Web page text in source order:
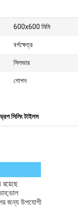
600x600 মিমি
বর্গক্ষেত্র
সিলভার
গোপন
সিলিং টাইলস
রয়েছে
জন্য উপযোগী